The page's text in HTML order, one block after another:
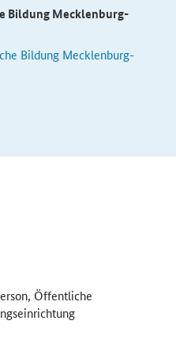
Bildung Mecklenburg-
Bildung Mecklenburg-
Öffentliche